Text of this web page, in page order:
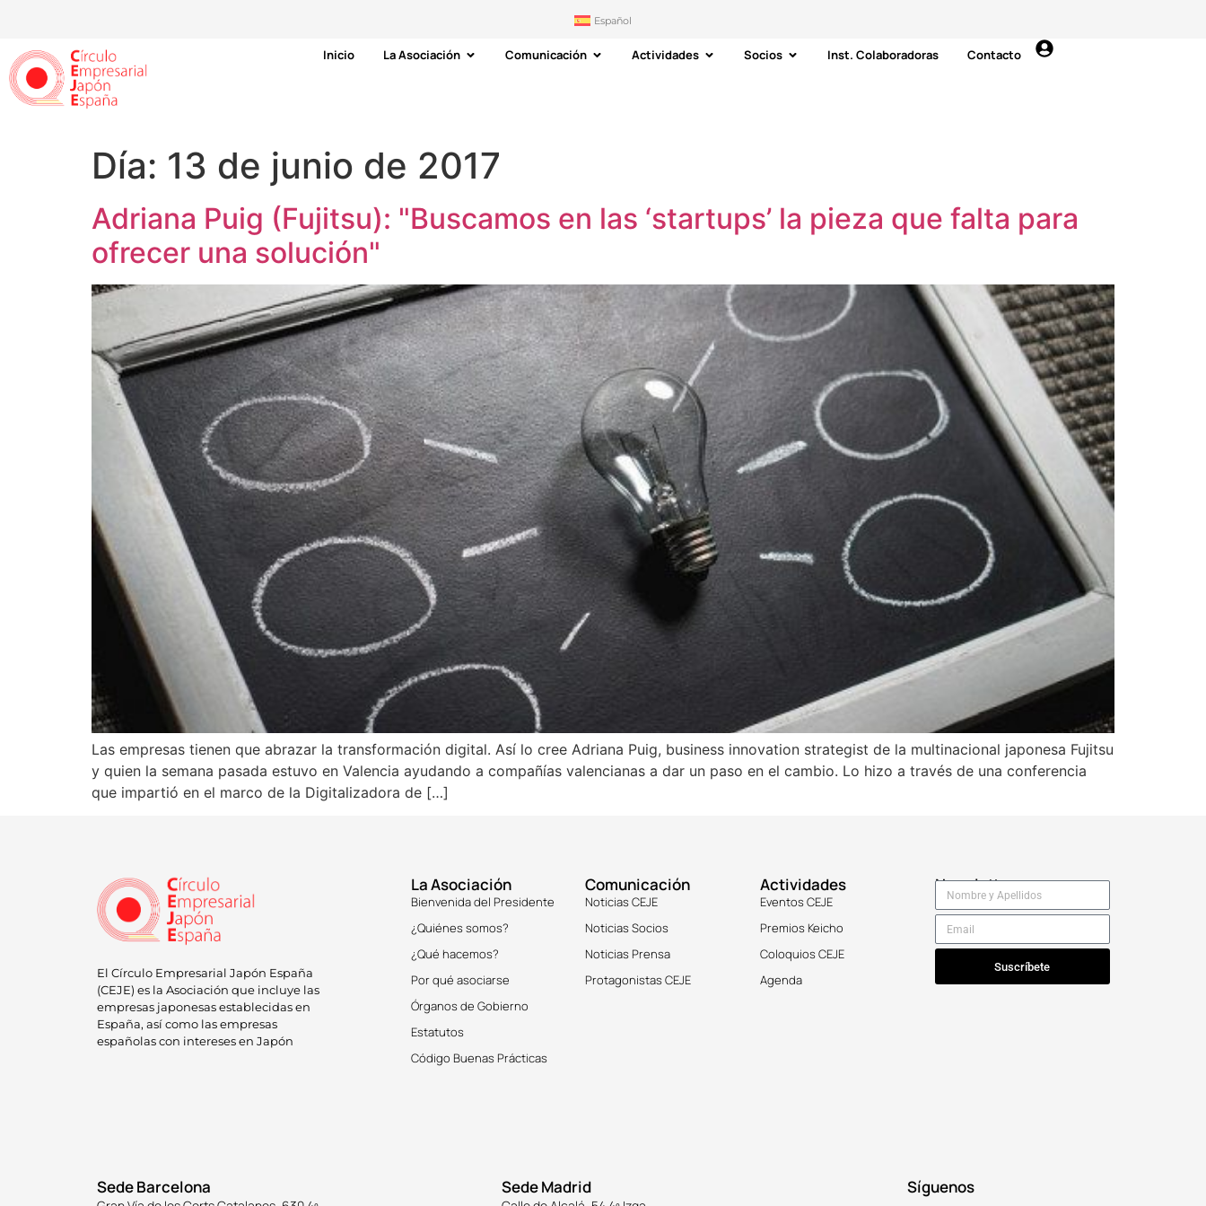
Español
Inicio La Asociación Comunicación Actividades Socios Inst. Colaboradoras Contacto
Día: 13 de junio de 2017
Adriana Puig (Fujitsu): "Buscamos en las ‘startups’ la pieza que falta para
ofrecer una solución"
Las empresas tienen que abrazar la transformación digital. Así lo cree Adriana Puig, business innovation strategist de la multinacional japonesa Fujitsu
y quien la semana pasada estuvo en Valencia ayudando a compañías valencianas a dar un paso en el cambio. Lo hizo a través de una conferencia
que impartió en el marco de la Digitalizadora de […]
El Círculo Empresarial Japón España
(CEJE) es la Asociación que incluye las
empresas japonesas establecidas en
España, así como las empresas
españolas con intereses en Japón
La Asociación
Bienvenida del Presidente
¿Quiénes somos?
¿Qué hacemos?
Por qué asociarse
Órganos de Gobierno
Estatutos
Código Buenas Prácticas
Comunicación
Noticias CEJE
Noticias Socios
Noticias Prensa
Protagonistas CEJE
Actividades
Eventos CEJE
Premios Keicho
Coloquios CEJE
Agenda
Newsletter
Suscríbete
Sede Barcelona Sede Madrid Síguenos